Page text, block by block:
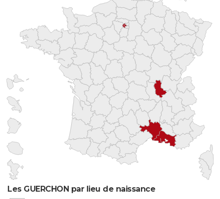
Les GUERCHON par lieu de naissance